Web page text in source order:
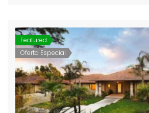
Featured
Oferta Especial